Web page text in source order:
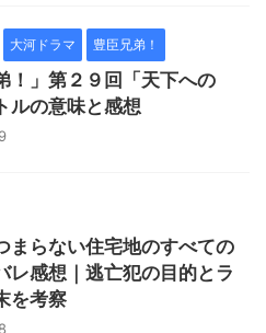
大河ドラマ 豊臣兄弟！
！」第２９回「天下への
ルの意味と感想
まらない住宅地のすべての
レ感想｜逃亡犯の目的とラ
を考察